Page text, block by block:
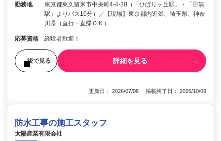
勤務地
東京都東久留米市中央町4-4-30（「ひばりヶ丘駅」・「田無
駅」よりバス10分）／【現場】東京都内近郊、埼玉県、神奈
川県（直行・直帰ＯＫ）
応募資格 経験者歓迎！
後で見る 詳細を見る
更新日： 2026/07/08 掲載終了日： 2026/10/09
防水工事の施工スタッフ
太陽産業有限会社